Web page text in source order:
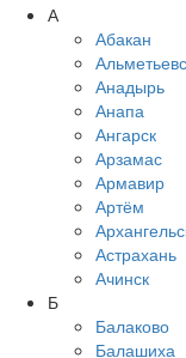
А
Абакан
Анадырь
Анапа
Ангарск
Арзамас
Армавир
Артём
Астрахань
Ачинск
Б
Балаково
Балашиха